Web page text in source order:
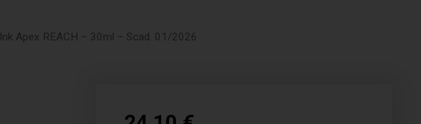
Apex REACH – 30ml – Scad. 01/2026